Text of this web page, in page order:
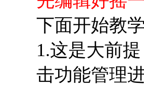
下面开始教学
1.这是大前
击功能管理